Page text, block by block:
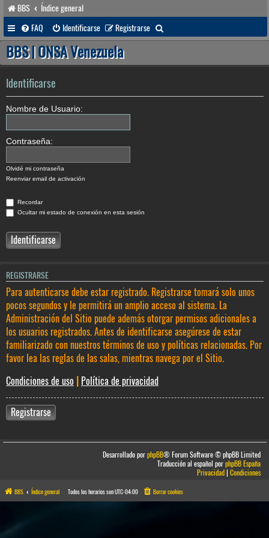
BBS
Índice general
FAQ
Identificarse Registrarse
u
a
BBS | ONSA Venezuela
Identificarse
Nombre de Usuario:
Contraseña:
Olvidé mi contraseña
Reenviar email de activación
Recordar
Ocultar mi estado de conexión en esta sesión
REGISTRARSE
Para autenticarse debe estar registrado. Registrarse tomará solo unos
pocos segundos y le permitirá un amplio acceso al sistema. La
Administración del Sitio puede además otorgar permisos adicionales a
los usuarios registrados. Antes de identificarse asegúrese de estar
familiarizado con nuestros términos de uso y políticas relacionadas. Por
favor lea las reglas de las salas, mientras navega por el Sitio.
Condiciones de uso
Política de privacidad
Registrarse
Desarrollado porphpBB® Forum Software © phpBB Limited
Traducción al español porphpBB España
Privacidad|Condiciones
BBS Índice general Todos los horarios sonUTC-04:00 Borrar cookies